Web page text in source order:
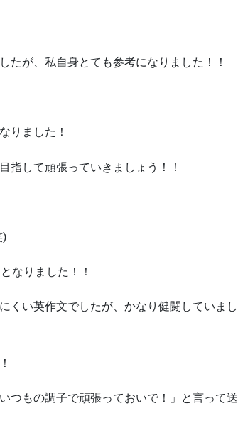
たが、私自身とても参考になりました！！
りました！
指して頑張っていきましょう！！
)
なりました！！
くい英作文でしたが、かなり健闘していまし
つもの調子で頑張っておいで！」と言って送